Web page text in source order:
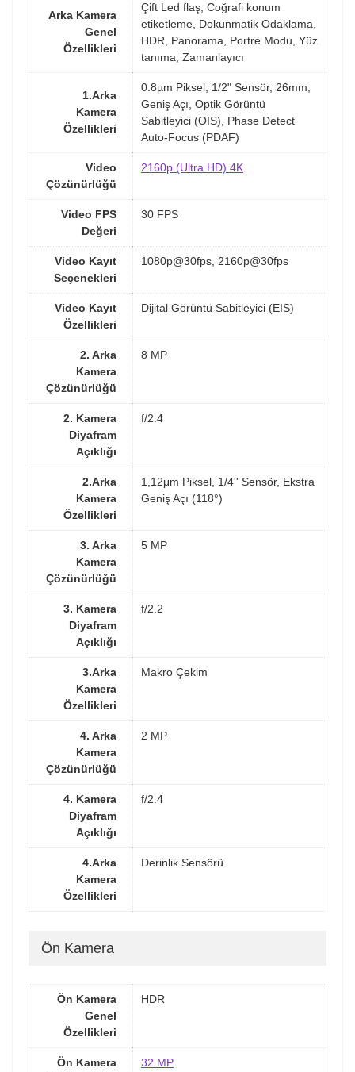
Arka Kamera
Genel
Özellikleri
Çift Led flaş, Coğrafi konum
etiketleme, Dokunmatik Odaklama,
HDR, Panorama, Portre Modu, Yüz
tanıma, Zamanlayıcı
1.Arka
Kamera
Özellikleri
0.8µm Piksel, 1/2" Sensör, 26mm,
Geniş Açı, Optik Görüntü
Sabitleyici (OIS), Phase Detect
Auto-Focus (PDAF)
Video
Çözünürlüğü
2160p (Ultra HD) 4K
Video FPS
Değeri
30 FPS
Video Kayıt
Seçenekleri
1080p@30fps, 2160p@30fps
Video Kayıt
Özellikleri
Dijital Görüntü Sabitleyici (EIS)
2. Arka
Kamera
Çözünürlüğü
8 MP
2. Kamera
Diyafram
Açıklığı
f/2.4
2.Arka
Kamera
Özellikleri
1,12μm Piksel, 1/4'' Sensör, Ekstra
Geniş Açı (118°)
3. Arka
Kamera
Çözünürlüğü
5 MP
3. Kamera
Diyafram
Açıklığı
f/2.2
3.Arka
Kamera
Özellikleri
Makro Çekim
4. Arka
Kamera
Çözünürlüğü
2 MP
4. Kamera
Diyafram
Açıklığı
f/2.4
4.Arka
Kamera
Özellikleri
Derinlik Sensörü
Ön Kamera
Ön Kamera
Genel
Özellikleri
HDR
Ön Kamera
32 MP